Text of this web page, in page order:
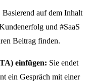
Basierend auf dem Inhalt
und #SaaS
Beitrag finden.
einfügen: Sie endet
ein Gespräch mit einer